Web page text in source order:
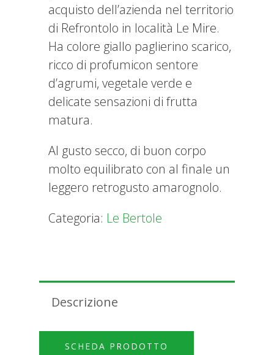
acquisto dell’azienda nel territorio
di Refrontolo in località Le Mire.
Ha colore giallo paglierino scarico,
ricco di profumicon sentore
d’agrumi, vegetale verde e
delicate sensazioni di frutta
matura.
Al gusto secco, di buon corpo
molto equilibrato con al finale un
leggero retrogusto amarognolo.
Categoria: Le Bertole
Descrizione
SCHEDA PRODOTTO